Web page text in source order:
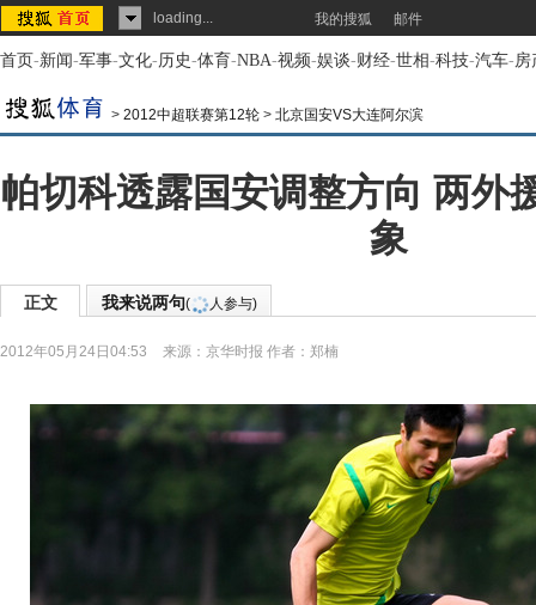
loading... 我的搜狐 邮件
首页-新闻-军事-文化-历史-体育-NBA-视频-娱谈-财经-世相-科技-汽车-房
> 2012中超联赛第12轮 > 北京国安VS大连阿尔滨
帕切科透露国安调整方向 两外
象
正文 我来说两句( 人参与)
2012年05月24日04:53 来源： 京华时报 作者：郑楠